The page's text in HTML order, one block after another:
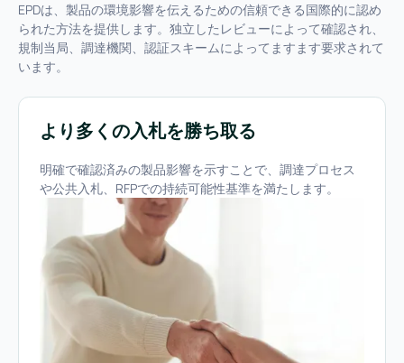
EPDは、製品の環境影響を伝えるための信頼できる国際的に認め
られた方法を提供します。独立したレビューによって確認され、
規制当局、調達機関、認証スキームによってますます要求されて
います。
より多くの入札を勝ち取る
明確で確認済みの製品影響を示すことで、調達プロセス
や公共入札、RFPでの持続可能性基準を満たします。